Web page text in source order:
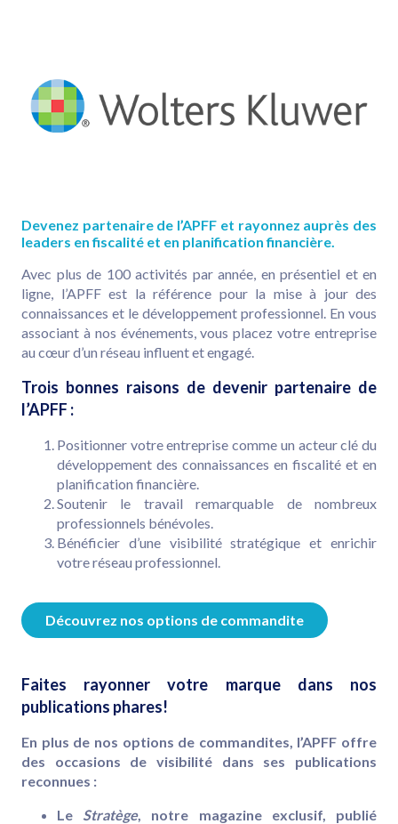
Devenez partenaire de l’APFF et rayonnez auprès des
leaders en fiscalité et en planification financière.
Avec plus de 100 activités par année, en présentiel et en
ligne, l’APFF est la référence pour la mise à jour des
connaissances et le développement professionnel. En vous
associant à nos événements, vous placez votre entreprise
au cœur d’un réseau influent et engagé.
Trois bonnes raisons de devenir partenaire de
l’APFF :
Positionner votre entreprise comme un acteur clé du
développement des connaissances en fiscalité et en
planification financière.
Soutenir le travail remarquable de nombreux
professionnels bénévoles.
Bénéficier d’une visibilité stratégique et enrichir
votre réseau professionnel.
Découvrez nos options de commandite
Faites rayonner votre marque dans nos
publications phares!
En plus de nos options de commandites, l’APFF offre
des occasions de visibilité dans ses publications
reconnues :
Le Stratège, notre magazine exclusif, publié